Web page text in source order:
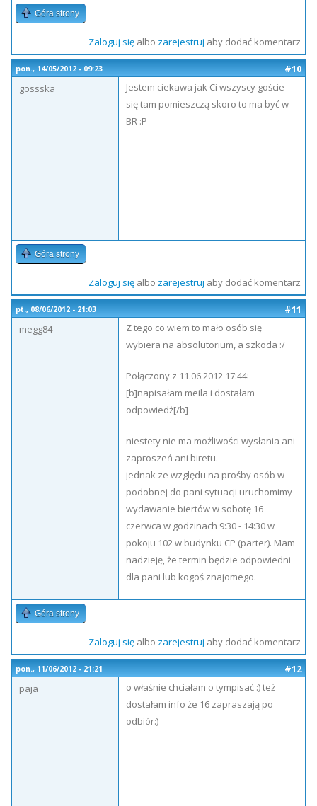
Góra strony
Zaloguj sięalbo zarejestruj aby dodać komentarz
pon., 14/05/2012 - 09:23
#10
gossska
Jestem ciekawa jak Ci wszyscy goście
się tam pomieszczą skoro to ma być w
BR :P
Góra strony
Zaloguj sięalbo zarejestruj aby dodać komentarz
pt., 08/06/2012 - 21:03
#11
megg84
Z tego co wiem to mało osób się
wybiera na absolutorium, a szkoda :/
Połączony z 11.06.2012 17:44:
[b]napisałam meila i dostałam
odpowiedż[/b]
niestety nie ma możliwości wysłania ani
zaproszeń ani biretu.
jednak ze względu na prośby osób w
podobnej do pani sytuacji uruchomimy
wydawanie biertów w sobotę 16
czerwca w godzinach 9:30 - 14:30 w
pokoju 102 w budynku CP (parter). Mam
nadzieję, że termin będzie odpowiedni
dla pani lub kogoś znajomego.
Góra strony
Zaloguj sięalbo zarejestruj aby dodać komentarz
pon., 11/06/2012 - 21:21
#12
paja
o właśnie chciałam o tympisać :) też
dostałam info że 16 zapraszają po
odbiór:)